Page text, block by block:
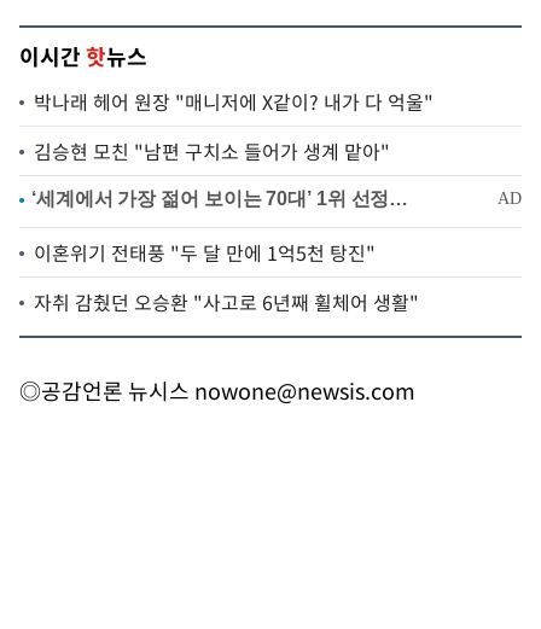
이시간핫뉴스
박나래 헤어 원장 "매니저에 X같이? 내가 다 억울"
김승현 모친 "남편 구치소 들어가 생계 맡아"
이혼위기 전태풍 "두 달 만에 1억5천 탕진"
자취 감췄던 오승환 "사고로 6년째 휠체어 생활"
◎공감언론 뉴시스 nowone@newsis.com